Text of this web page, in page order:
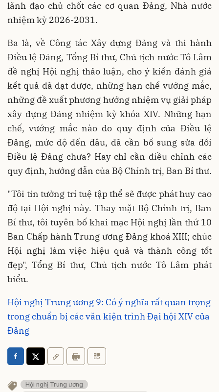
lãnh đạo chủ chốt các cơ quan Đảng, Nhà nước
nhiệm kỳ 2026-2031.
Ba là, về Công tác Xây dựng Đảng và thi hành
Điều lệ Đảng, Tổng Bí thư, Chủ tịch nước Tô Lâm
đề nghị Hội nghị thảo luận, cho ý kiến đánh giá
kết quả đã đạt được, những hạn chế vướng mắc,
những đề xuất phương hướng nhiệm vụ giải pháp
xây dựng Đảng nhiệm kỳ khóa XIV. Những hạn
chế, vướng mắc nào do quy định của Điều lệ
Đảng, mức độ đến đâu, đã cần bổ sung sửa đổi
Điều lệ Đảng chưa? Hay chỉ cần điều chỉnh các
quy định, hướng dẫn của Bộ Chính trị, Ban Bí thư.
"Tôi tin tưởng trí tuệ tập thể sẽ được phát huy cao
độ tại Hội nghị này. Thay mặt Bộ Chính trị, Ban
Bí thư, tôi tuyên bố khai mạc Hội nghị lần thứ 10
Ban Chấp hành Trung ương Đảng khoá XIII; chúc
Hội nghị làm việc hiệu quả và thành công tốt
đẹp", Tổng Bí thư, Chủ tịch nước Tô Lâm phát
biểu.
Hội nghị Trung ương 9: Có ý nghĩa rất quan trọng
trong chuẩn bị các văn kiện trình Đại hội XIV của
Đảng
Hội nghị Trung ương